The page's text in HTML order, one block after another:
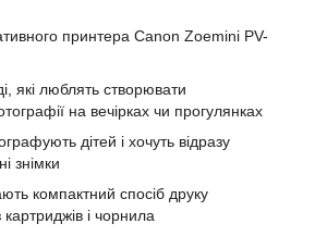
принтера Canon Zoemini PV-
які люблять створювати
на вечірках чи прогулянках
дітей і хочуть відразу
знімки
компактний спосіб друку
і чорнила